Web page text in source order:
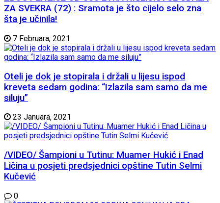
ZA SVEKRA (72) : Sramota je što cijelo selo zna
šta je učinila!
7 Februara, 2021
Oteli je dok je stopirala i držali u lijesu ispod
kreveta sedam godina: “Izlazila sam samo da me
siluju”
23 Januara, 2021
/VIDEO/ Šampioni u Tutinu: Muamer Hukić i Enad
Ličina u posjeti predsjednici opštine Tutin Selmi
Kučević
0